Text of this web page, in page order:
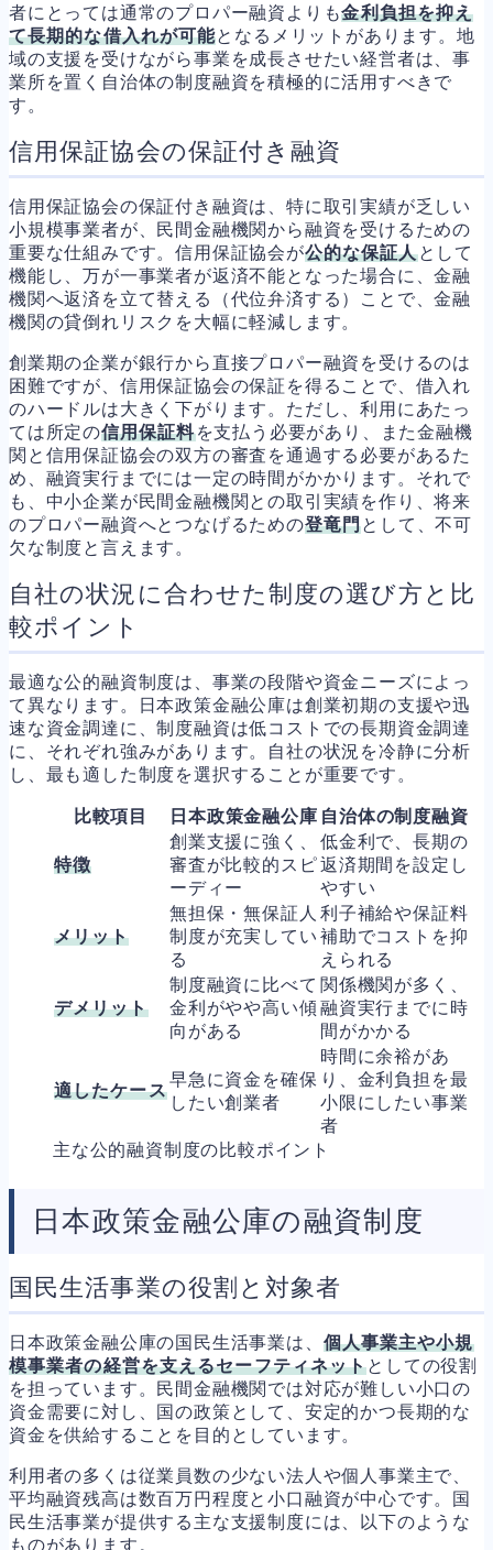
者にとっては通常のプロパー融資よりも金利負担を抑え
て長期的な借入れが可能となるメリットがあります。地
域の支援を受けながら事業を成長させたい経営者は、事
業所を置く自治体の制度融資を積極的に活用すべきで
す。
信用保証協会の保証付き融資
信用保証協会の保証付き融資は、特に取引実績が乏しい
小規模事業者が、民間金融機関から融資を受けるための
重要な仕組みです。信用保証協会が公的な保証人として
機能し、万が一事業者が返済不能となった場合に、金融
機関へ返済を立て替える（代位弁済する）ことで、金融
機関の貸倒れリスクを大幅に軽減します。
創業期の企業が銀行から直接プロパー融資を受けるのは
困難ですが、信用保証協会の保証を得ることで、借入れ
のハードルは大きく下がります。ただし、利用にあたっ
ては所定の信用保証料を支払う必要があり、また金融機
関と信用保証協会の双方の審査を通過する必要があるた
め、融資実行までには一定の時間がかかります。それで
も、中小企業が民間金融機関との取引実績を作り、将来
のプロパー融資へとつなげるための登竜門として、不可
欠な制度と言えます。
自社の状況に合わせた制度の選び方と比
較ポイント
最適な公的融資制度は、事業の段階や資金ニーズによっ
て異なります。日本政策金融公庫は創業初期の支援や迅
速な資金調達に、制度融資は低コストでの長期資金調達
に、それぞれ強みがあります。自社の状況を冷静に分析
し、最も適した制度を選択することが重要です。
比較項目 日本政策金融公庫 自治体の制度融資
特徴
創業支援に強く、
審査が比較的スピ
ーディー
低金利で、長期の
返済期間を設定し
やすい
メリット
無担保・無保証人
制度が充実してい
る
利子補給や保証料
補助でコストを抑
えられる
デメリット
制度融資に比べて
金利がやや高い傾
向がある
関係機関が多く、
融資実行までに時
間がかかる
適したケース
早急に資金を確保
したい創業者
時間に余裕があ
り、金利負担を最
小限にしたい事業
者
主な公的融資制度の比較ポイント
日本政策金融公庫の融資制度
国民生活事業の役割と対象者
日本政策金融公庫の国民生活事業は、 個人事業主や小規
模事業者の経営を支えるセーフティネットとしての役割
を担っています。民間金融機関では対応が難しい小口の
資金需要に対し、国の政策として、安定的かつ長期的な
資金を供給することを目的としています。
利用者の多くは従業員数の少ない法人や個人事業主で、
平均融資残高は数百万円程度と小口融資が中心です。国
民生活事業が提供する主な支援制度には、以下のような
ものがあります。